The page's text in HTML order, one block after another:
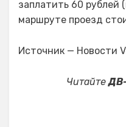
заплатить 60 рублей
маршруте проезд
Источник — Новости
Читайте